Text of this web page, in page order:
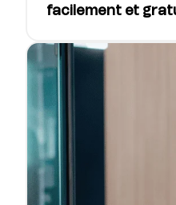
facilement et